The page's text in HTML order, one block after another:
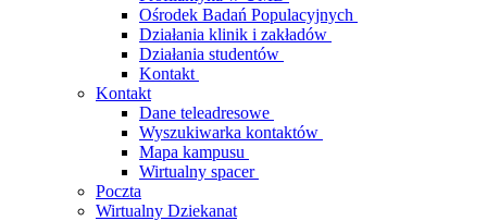
Ośrodek Badań Populacyjnych
Działania klinik i zakładów
Działania studentów
Kontakt
Kontakt
Dane teleadresowe
Wyszukiwarka kontaktów
Mapa kampusu
Wirtualny spacer
Poczta
Wirtualny Dziekanat